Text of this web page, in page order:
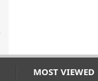
MOST VIEWED